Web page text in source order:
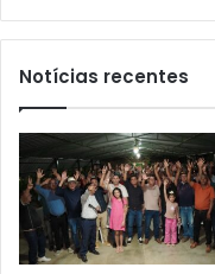
Notícias recentes